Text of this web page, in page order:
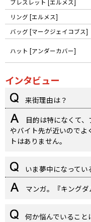
ブレスレット [エルメス]
リング [エルメス]
バッグ [マークジェイコブス]
ハット [アンダーカバー]
インタビュー
来街理由は？
目的は特になくて
やバイト先が近いのでよ
トはありません。
いま夢中になってい
マンガ。『キングダ
何か悩んでいること